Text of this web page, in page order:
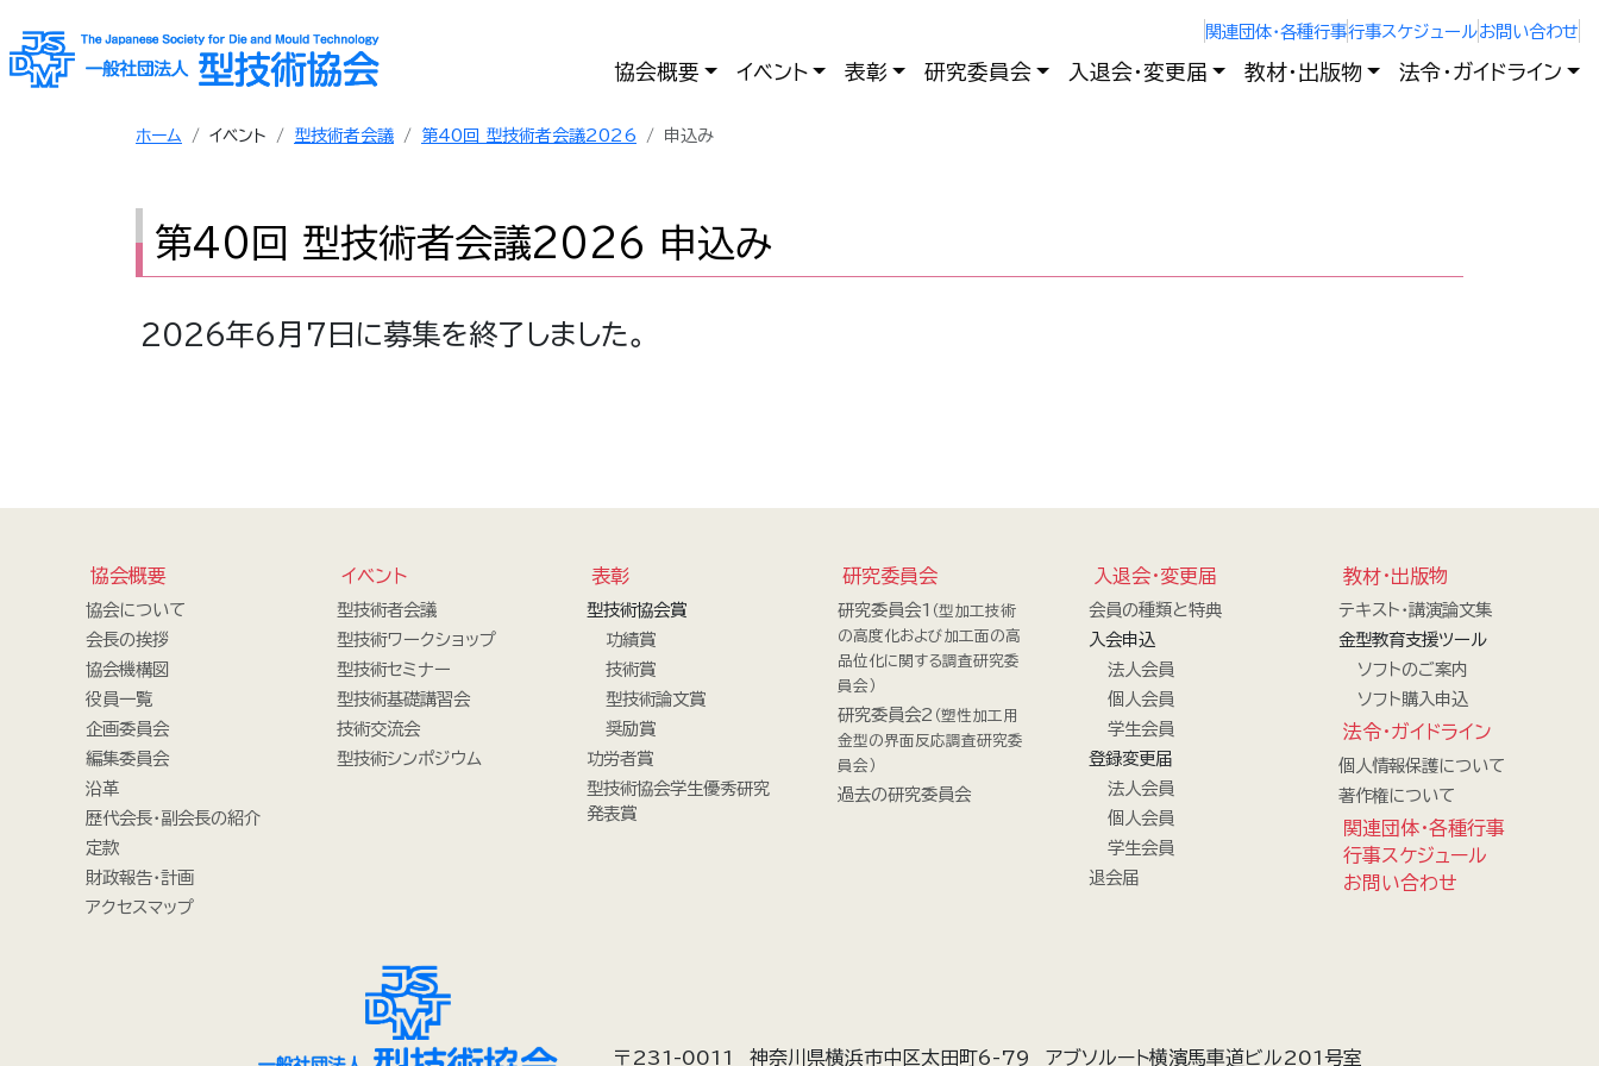
関連団体・各種行事行事スケジュールお問い合わせ
協会概要 イベント 表彰 研究委員会 入退会・変更届 教材・出版物 法令・ガイドライン
ホーム イベント 型技術者会議 第40回 型技術者会議2026 申込み
第40回 型技術者会議2026 申込み
2026年6月7日に募集を終了しました。
協会概要
協会について
会長の挨拶
協会機構図
役員一覧
企画委員会
編集委員会
沿革
歴代会長・副会長の紹介
定款
財政報告・計画
アクセスマップ
イベント
型技術者会議
型技術ワークショップ
型技術セミナー
型技術基礎講習会
技術交流会
型技術シンポジウム
表彰
型技術協会賞
功績賞
技術賞
型技術論文賞
奨励賞
功労者賞
型技術協会学生優秀研究
発表賞
研究委員会
研究委員会1 （型加工技術
の高度化および加工面の高
品位化に関する調査研究委
員会）
研究委員会2 （塑性加工用
金型の界面反応調査研究委
員会）
過去の研究委員会
入退会・変更届
会員の種類と特典
入会申込
法人会員
個人会員
学生会員
登録変更届
法人会員
個人会員
学生会員
退会届
教材・出版物
テキスト・講演論文集
金型教育支援ツール
ソフトのご案内
ソフト購入申込
法令・ガイドライン
個人情報保護について
著作権について
関連団体・各種行事
行事スケジュール
お問い合わせ
〒231-0011 神奈川県横浜市中区太田町6-79 アブソルート横濱馬車道ビル201号室